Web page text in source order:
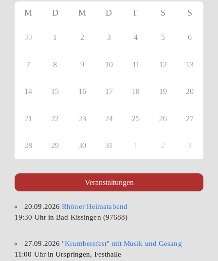
M D M D F S S
30 1 2 3 4 5 6
7 8 9 10 11 12 13
14 15 16 17 18 19 20
21 22 23 24 25 26 27
28 29 30 31 1 2 3
Veranstaltungen
20.09.2026Rhöner Heimatabend
19:30 Uhr in Bad Kissingen (97688)
27.09.2026 "Krumberefest" mit Musik und Gesang
11:00 Uhr in Urspringen, Festhalle